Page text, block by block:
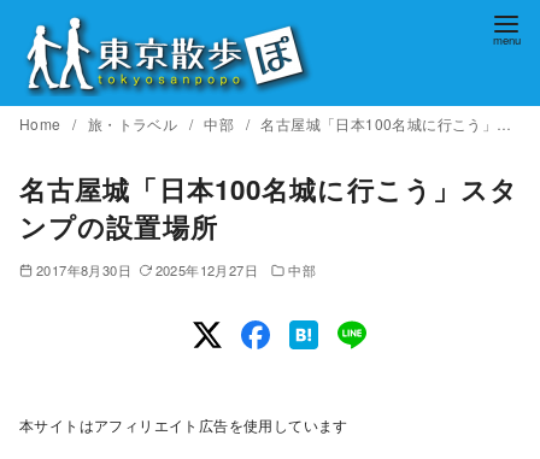
ンHome 旅・トラベル 中部 名古屋城「日本100名城に行こう」スタンプの設置場所
名古屋城「日本100名城に行こう」スタ
ンプの設置場所
2017年8月30日 2025年12月27日 中部
本サイトはアフィリエイト広告を使用しています